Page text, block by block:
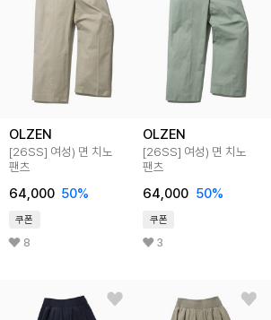
OLZEN
[26SS] 여성) 면 치노
팬츠
64,000 50%
쿠폰
8
OLZEN
[26SS] 여성) 면 치노
팬츠
64,000 50%
쿠폰
3